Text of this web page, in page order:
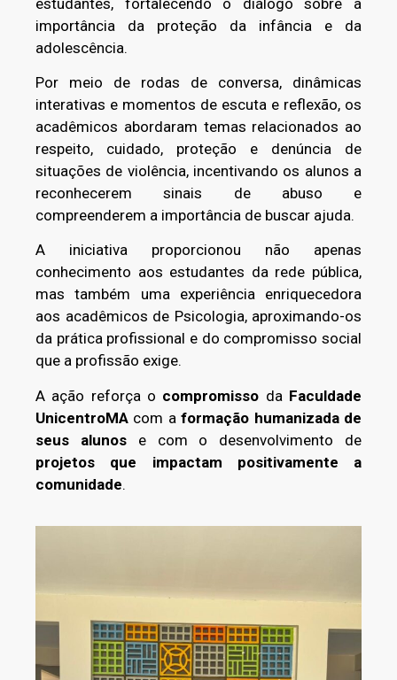
importância da proteção da infância e da
adolescência.
Por meio de rodas de conversa, dinâmicas
interativas e momentos de escuta e reflexão, os
acadêmicos abordaram temas relacionados ao
respeito, cuidado, proteção e denúncia de
situações de violência, incentivando os alunos a
reconhecerem sinais de abuso e
compreenderem a importância de buscar ajuda.
A iniciativa proporcionou não apenas
conhecimento aos estudantes da rede pública,
mas também uma experiência enriquecedora
aos acadêmicos de Psicologia, aproximando-os
da prática profissional e do compromisso social
que a profissão exige.
A ação reforça o compromisso da Faculdade
UnicentroMA com aformação humanizada de
seus alunose com o desenvolvimento de
projetos que impactam positivamente a
comunidade.